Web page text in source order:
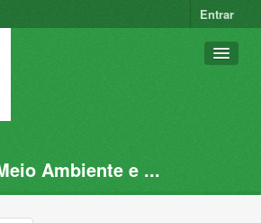
Entrar
Ambiente e ...